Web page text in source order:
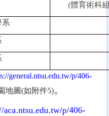
(體育術科
系
general.ntsu.edu.tw/p/406-
地圖(如附件5)。
aca.ntsu.edu.tw/p/406-